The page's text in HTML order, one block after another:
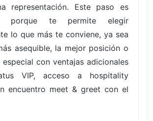
representación. Este paso es
porque te permite elegir
lo que más te conviene, ya sea
asequible, la mejor posición o
especial con ventajas adicionales
VIP, acceso a hospitality
encuentro meet & greet con el